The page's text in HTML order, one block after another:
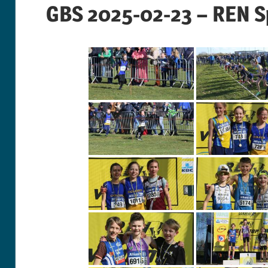
GBS 2025-02-23 – REN